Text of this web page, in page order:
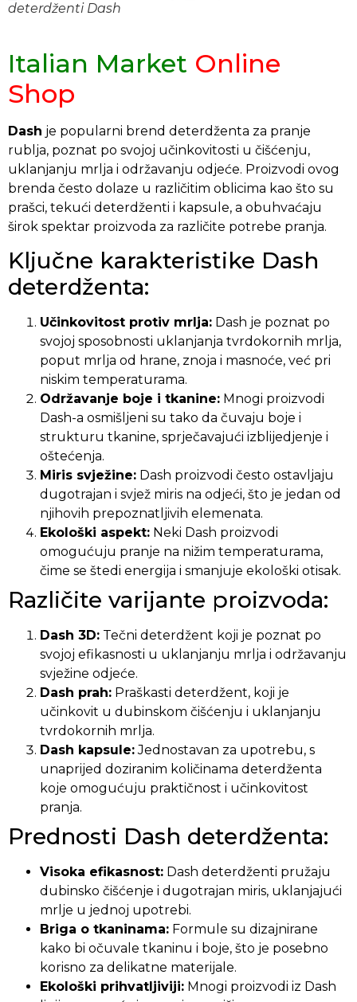
deterdženti Dash
Italian Market Online
Shop
Dash je popularni brend deterdženta za pranje
rublja, poznat po svojoj učinkovitosti u čišćenju,
uklanjanju mrlja i održavanju odjeće. Proizvodi ovog
brenda često dolaze u različitim oblicima kao što su
prašci, tekući deterdženti i kapsule, a obuhvaćaju
širok spektar proizvoda za različite potrebe pranja.
Ključne karakteristike Dash
deterdženta:
Učinkovitost protiv mrlja: Dash je poznat po
svojoj sposobnosti uklanjanja tvrdokornih mrlja,
poput mrlja od hrane, znoja i masnoće, već pri
niskim temperaturama.
Održavanje boje i tkanine: Mnogi proizvodi
Dash-a osmišljeni su tako da čuvaju boje i
strukturu tkanine, sprječavajući izblijedjenje i
oštećenja.
Miris svježine: Dash proizvodi često ostavljaju
dugotrajan i svjež miris na odjeći, što je jedan od
njihovih prepoznatljivih elemenata.
Ekološki aspekt: Neki Dash proizvodi
omogućuju pranje na nižim temperaturama,
čime se štedi energija i smanjuje ekološki otisak.
Različite varijante proizvoda:
Dash 3D: Tečni deterdžent koji je poznat po
svojoj efikasnosti u uklanjanju mrlja i održavanju
svježine odjeće.
Dash prah: Praškasti deterdžent, koji je
učinkovit u dubinskom čišćenju i uklanjanju
tvrdokornih mrlja.
Dash kapsule:Jednostavan za upotrebu, s
unaprijed doziranim količinama deterdženta
koje omogućuju praktičnost i učinkovitost
pranja.
Prednosti Dash deterdženta:
Visoka efikasnost: Dash deterdženti pružaju
dubinsko čišćenje i dugotrajan miris, uklanjajući
mrlje u jednoj upotrebi.
Briga o tkaninama: Formule su dizajnirane
kako bi očuvale tkaninu i boje, što je posebno
korisno za delikatne materijale.
Ekološki prihvatljiviji: Mnogi proizvodi iz Dash